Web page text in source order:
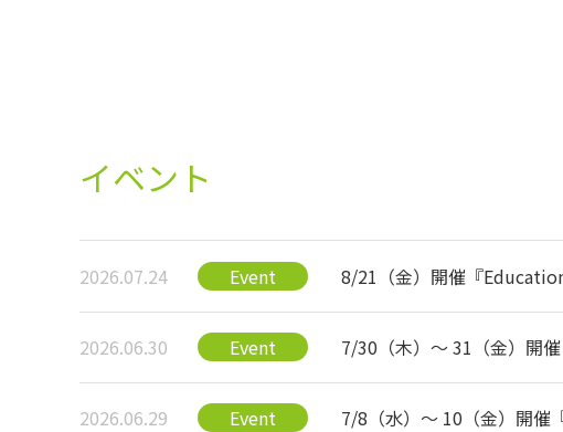
イベント
2026.07.24 Event 8/21（金）開催『
2026.06.30 Event 7/30（木）～ 31（金）開
2026.06.29 Event 7/8（水）～ 10（金）開催